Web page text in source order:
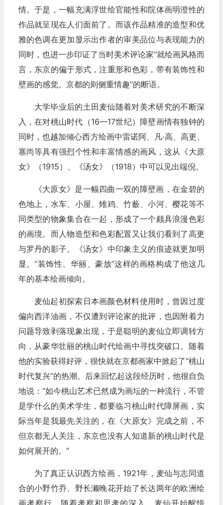
情。于是，一幅充满浮世绘官能性和院体画明澄性的
作品就呈现在人们面前了。而该作品精准的造型和优
雅的色调在更加显示出作者的审美品位与表现能力的
同时，也进一步印证了当时美术评论家“就绘画风格而
言，东京的偏于形式，注重形和色彩，带有装饰性和
壁画的感觉。京都的则侧重情趣”的断语。
大学毕业后的土田麦仙随着对美术研究的不断深
入，在对桃山时代（16—17世纪）障壁画情有独钟的
同时，也越加倾心西方绘画中雷诺阿、凡·高、高更、
塞尚等具有强烈个性和丰富情感的画风，这从《大原
女》（1915）、《汤女》（1918）中可以见出端倪。
《大原女》是一幅四曲一双的障壁画，在金碧的
色地上，水车、小屋、雉鸡、竹薮、小河、樱花等不
同类型的物象集合在一起，形成了一个颇具浪漫色彩
的画境。而人物造型和色彩配置又让我们看到了高更
与罗丹的影子。《汤女》中印象主义的痕迹就更加明
显。“装饰性、华丽、豪放”这样的画格构成了他这几
年的基本绘画倾向。
麦仙起初探索日本画颜色材料使用时，曾因过度
偏向西洋油画，不仅遭到评论家的批评，也因附着力
问题导致剥落现象出现，于是聪明的麦仙立即调转方
向，从豪华壮丽的桃山时代绘画中寻找突破口。随着
他的实验获得好评，很快就在京都画家中掀起了“桃山
时代复兴”的热潮。后来回忆起这段经历时，他很自负
地说：“如今桃山艺术已然成为画坛的一种流行，不管
是学什么的美术学生，都要临习桃山时代障屏画，实
际当年是我最先关注的，在《大原女》完成之前，不
但京都无人关注，东京也没有人知道新的桃山时代是
如何展开的。”
为了真正认识西方绘画，1921年，麦仙与志同道
合的小野竹乔、野长濑晚花开始了长达两年的欧洲绘
画考察行。随着考察和思考的深入，麦仙开始醒悟